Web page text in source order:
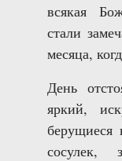
всякая
стали
месяца,
День
яркий,
берущиеся
сосулек,